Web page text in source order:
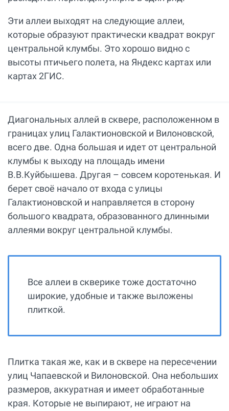
Эти аллеи выходят на следующие аллеи,
которые образуют практически квадрат вокруг
центральной клумбы. Это хорошо видно с
высоты птичьего полета, на Яндекс картах или
картах 2ГИС.
Диагональных аллей в сквере, расположенном в
границах улиц Галактионовской и Вилоновской,
всего две. Одна большая и идет от центральной
клумбы к выходу на площадь имени
В.В.Куйбышева. Другая – совсем коротенькая. И
берет своё начало от входа с улицы
Галактионовской и направляется в сторону
большого квадрата, образованного длинными
аллеями вокруг центральной клумбы.
Все аллеи в скверике тоже достаточно
широкие, удобные и также выложены
плиткой.
Плитка такая же, как и в сквере на пересечении
улиц Чапаевской и Вилоновской. Она небольших
размеров, аккуратная и имеет обработанные
края. Которые не выпирают, не играют на